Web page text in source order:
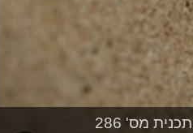
תכנית מס' 286